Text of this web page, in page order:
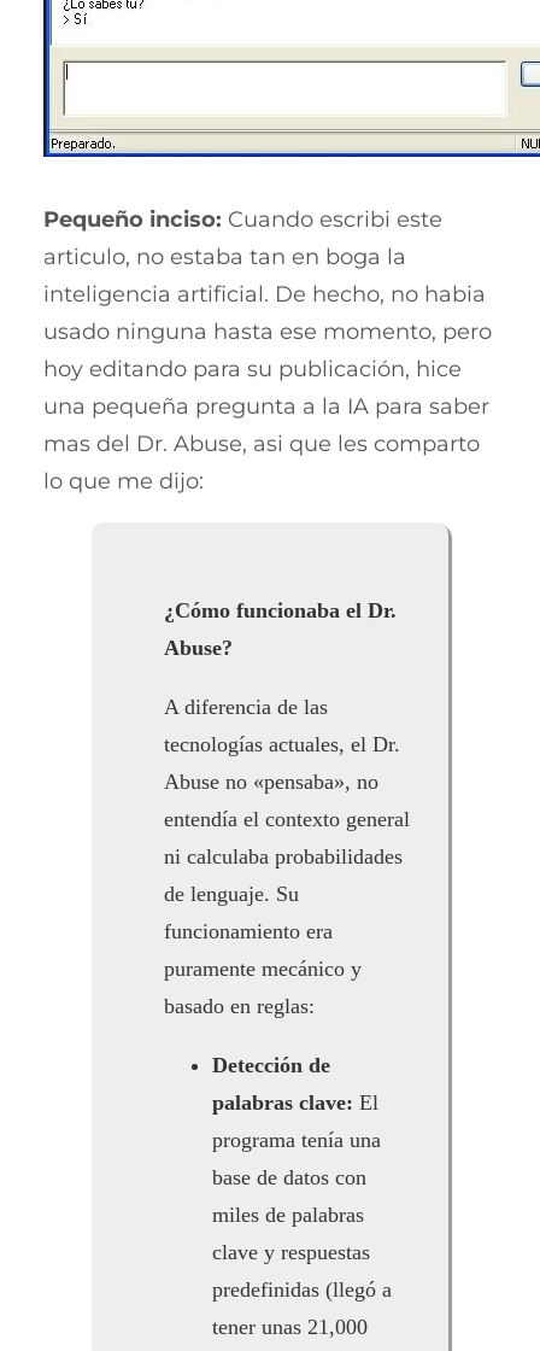
Pequeño inciso: Cuando escribi este
articulo, no estaba tan en boga la
inteligencia artificial. De hecho, no habia
usado ninguna hasta ese momento, pero
hoy editando para su publicación, hice
una pequeña pregunta a la IA para saber
mas del Dr. Abuse, asi que les comparto
lo que me dijo:
¿Cómo funcionaba el Dr.
Abuse?
A diferencia de las
tecnologías actuales, el Dr.
Abuse no «pensaba», no
entendía el contexto general
ni calculaba probabilidades
de lenguaje. Su
funcionamiento era
puramente mecánico y
basado en reglas:
Detección de
palabras clave: El
programa tenía una
base de datos con
miles de palabras
clave y respuestas
predefinidas (llegó a
tener unas 21,000